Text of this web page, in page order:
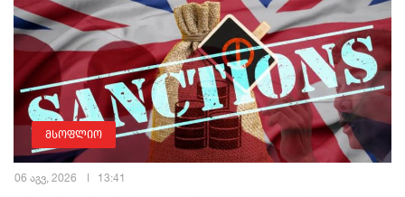
მსოფლიო
06 აგვ, 2026 13:41